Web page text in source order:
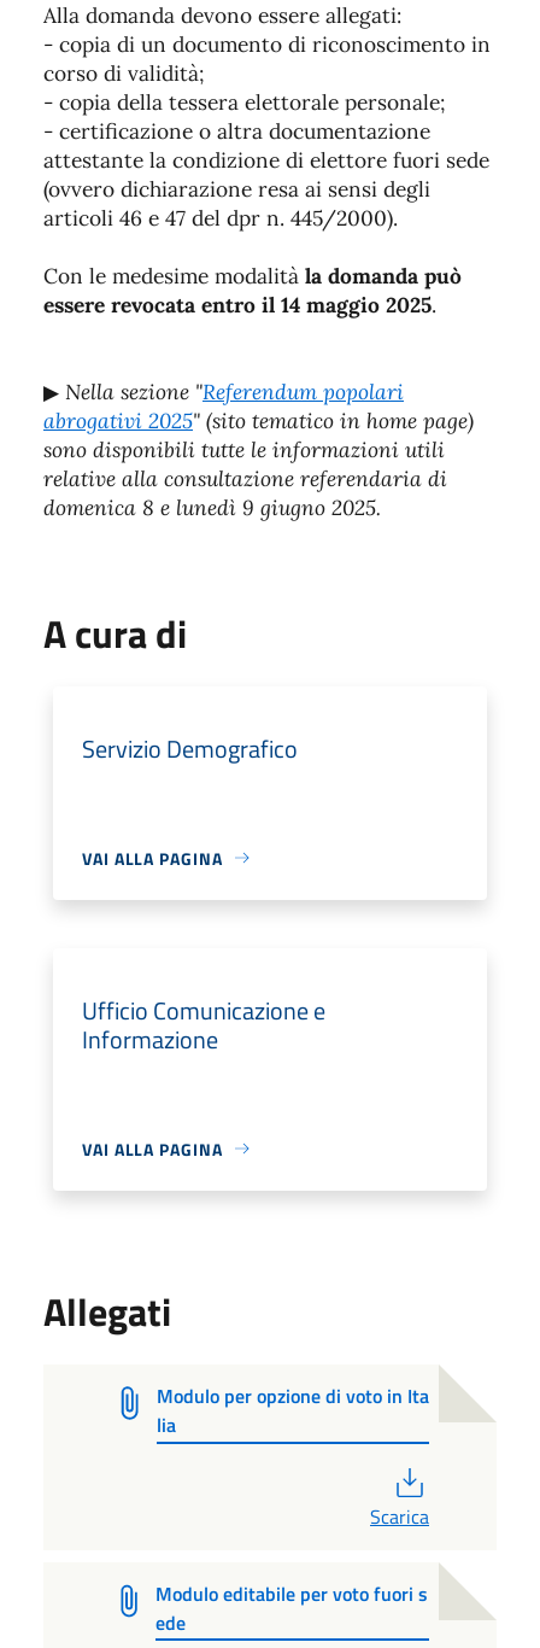
Alla domanda devono essere allegati:
- copia di un documento di riconoscimento in
corso di validità;
- copia della tessera elettorale personale;
- certificazione o altra documentazione
attestante la condizione di elettore fuori sede
(ovvero dichiarazione resa ai sensi degli
articoli 46 e 47 del dpr n. 445/2000).
Con le medesime modalità la domanda può
essere revocata entro il 14 maggio 2025.
▶ Nella sezione "Referendum popolari
abrogativi 2025" (sito tematico in home page)
sono disponibili tutte le informazioni utili
relative alla consultazione referendaria di
domenica 8 e lunedì 9 giugno 2025.
A cura di
Servizio Demografico
VAI ALLA PAGINA
Ufficio Comunicazione e
Informazione
VAI ALLA PAGINA
Allegati
Modulo per opzione di voto in Ita
lia
Scarica
Modulo editabile per voto fuori s
ede